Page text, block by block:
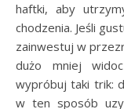
haftki, aby
chodzenia. Jeśli
zainwestuj w
dużo mniej
wypróbuj taki trik:
w ten sposób